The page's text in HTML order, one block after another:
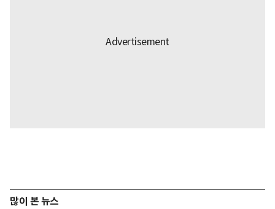
많이 본 뉴스